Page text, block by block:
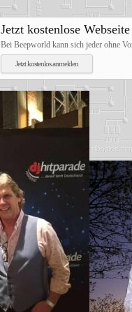
Jetzt kostenlose
Bei Beepworld kann sich jeder ohne
Jetzt kostenlos anmelden